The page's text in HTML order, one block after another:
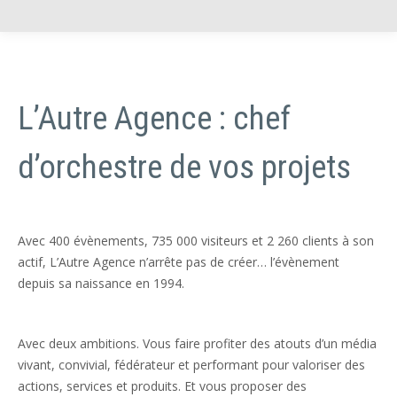
L’Autre Agence : chef
d’orchestre de vos projets
Avec 400 évènements, 735 000 visiteurs et 2 260 clients à son
actif, L’Autre Agence n’arrête pas de créer… l’évènement
depuis sa naissance en 1994.
Avec deux ambitions. Vous faire profiter des atouts d’un média
vivant, convivial, fédérateur et performant pour valoriser des
actions, services et produits. Et vous proposer des